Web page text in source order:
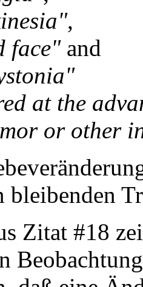
,
face"and
at the
or other
bleibenden
Zitat #18